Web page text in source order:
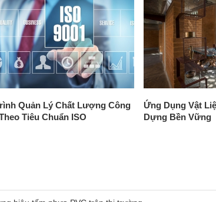
Quản Lý Chất Lượng Công
Tiêu Chuẩn ISO
Ứng Dụng Vật
Dựng Bền Vững